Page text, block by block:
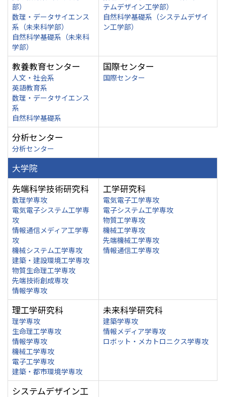
部）
数理・データサイエンス
系（未来科学部）
自然科学基礎系（未来科
学部）
テムデザイン工学部）
自然科学基礎系（システムデザイ
ン工学部）
教養教育センター
人文・社会系
英語教育系
数理・データサイエンス
系
自然科学基礎系
国際センター
国際センター
分析センター
分析センター
大学院
先端科学技術研究科
数理学専攻
電気電子システム工学専
攻
情報通信メディア工学専
攻
機械システム工学専攻
建築・建設環境工学専攻
物質生命理工学専攻
先端技術創成専攻
情報学専攻
工学研究科
電気電子工学専攻
電子システム工学専攻
物質工学専攻
機械工学専攻
先端機械工学専攻
情報通信工学専攻
理工学研究科
理学専攻
生命理工学専攻
情報学専攻
機械工学専攻
電子工学専攻
建築・都市環境学専攻
未来科学研究科
建築学専攻
情報メディア学専攻
ロボット・メカトロニクス学専攻
システムデザイン工